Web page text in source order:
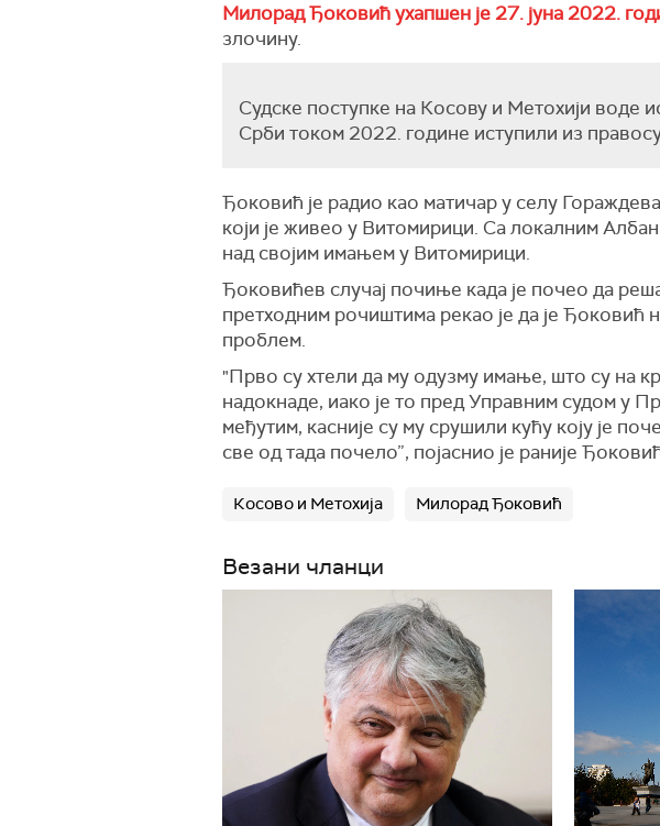
Милорад Ђоковић ухапшен је 27. јуна 2022.
злочину.
Судске поступке на Косову и Метохији воде
Срби током 2022. године иступили из
Ђоковић је радио као матичар у селу
који је живео у Витомирици. Са локалним
над својим имањем у Витомирици.
Ђоковићев случај почиње када је почео да
претходним рочиштима рекао је да је
проблем.
"Прво су хтели да му одузму имање, што су на
надокнаде, иако је то пред Управним судом у
међутим, касније су му срушили кућу коју је
све од тада почело”, појаснио је раније
Косово и Метохија Милорад Ђоковић
Везани чланци